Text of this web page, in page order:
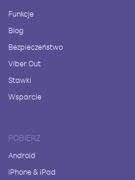
Funkcje
Blog
Bezpieczeństwo
Viber Out
Stawki
Wsparcie
POBIERZ
Android
iPhone & iPad